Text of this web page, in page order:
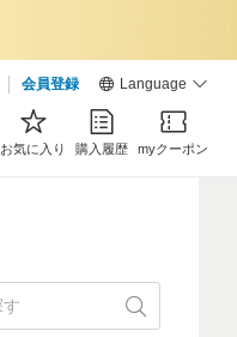
会員登録 Language
お気に入り 購入履歴 myクーポン